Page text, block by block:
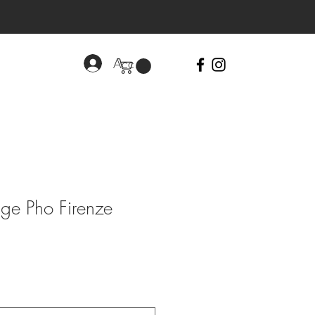
Accedi
Pho Firenze